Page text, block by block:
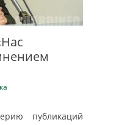
публикаций